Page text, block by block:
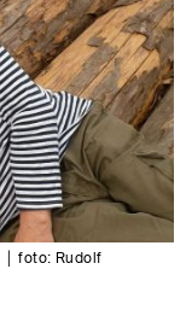
foto: Rudolf